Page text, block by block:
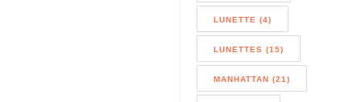
LUNETTE (4)
LUNETTES (15)
MANHATTAN (21)